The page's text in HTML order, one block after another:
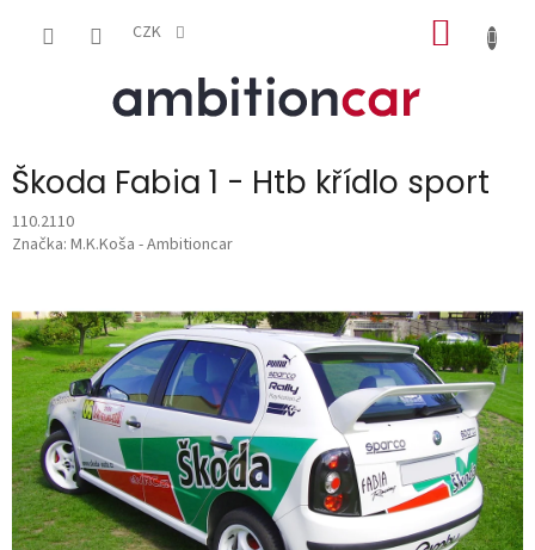
CZK
KOŠÍK
Škoda Fabia 1 - Htb křídlo sport
110.2110
Značka: M.K.Koša - Ambitioncar